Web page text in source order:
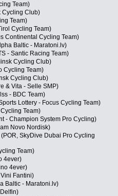
Team)
Cycling Club)
Team)
Cycling Team)
Continental Cycling Team)
Baltic - Maratoni.lv)
- Santic Racing Team)
Cycling Club)
Cycling Team)
Cycling Club)
& Vita - Selle SMP)
- BDC Team)
Lottery - Focus Cycling Team)
Team)
- Champion System Pro Cycling)
Novo Nordisk)
SkyDive Dubai Pro Cycling
Team)
4ever)
4ever)
Fantini)
Baltic - Maratoni.lv)